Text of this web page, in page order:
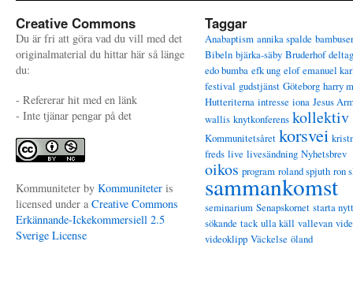
Creative Commons
Du är fri att göra vad du vill med det
originalmaterial du hittar här så länge
du:
- Refererar hit med en länk
- Inte tjänar pengar på det
Kommuniteter by Kommuniteter is
licensed under a Creative Commons
Erkännande-Ickekommersiell 2.5
Sverige License
Taggar
Anabaptism annika spalde bambuser
Bibeln bjärka-säby Bruderhof
edo bumba efk ung elof emanuel
festival gudstjänst Göteborg harry
Hutteriterna intresse iona Jesus
wallis knytkonferens kollektiv
Kommunitetsåret korsvei
freds live livesändning Nyhetsbrev
oikos program roland spjuth ron
sammankomst
seminarium Senapskornet starta nytt
sökande tack ulla käll vallevan
videoklipp Väckelse öland